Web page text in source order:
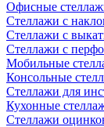
Офисные
Стеллажи с
Стеллажи с
Стеллажи с
Мобильные
Консольные
Стеллажи для
Кухонные
Стеллажи